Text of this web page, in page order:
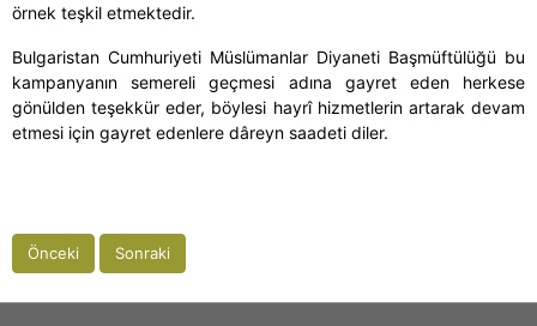
örnek teşkil etmektedir.
Bulgaristan Cumhuriyeti Müslümanlar Diyaneti Başmüftülüğü bu
kampanyanın semereli geçmesi adına gayret eden herkese
gönülden teşekkür eder, böylesi hayrî hizmetlerin artarak devam
etmesi için gayret edenlere dâreyn saadeti diler.
Önceki Sonraki